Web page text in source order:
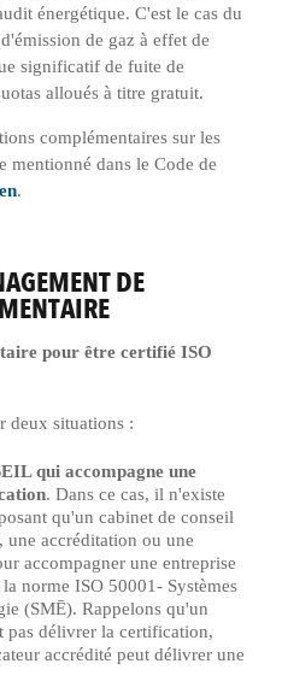
énergétique. C'est le cas du
de gaz à effet de
significatif de fuite de
alloués à titre gratuit.
complémentaires sur les
mentionné dans le Code de
.
DE
pour être certifié ISO
deux situations :
qui accompagne une
. Dans ce cas, il n'existe
qu'un cabinet de conseil
une accréditation ou une
accompagner une entreprise
norme ISO 50001- Systèmes
(SMĒ). Rappelons qu'un
pas délivrer la certification,
accrédité peut délivrer une